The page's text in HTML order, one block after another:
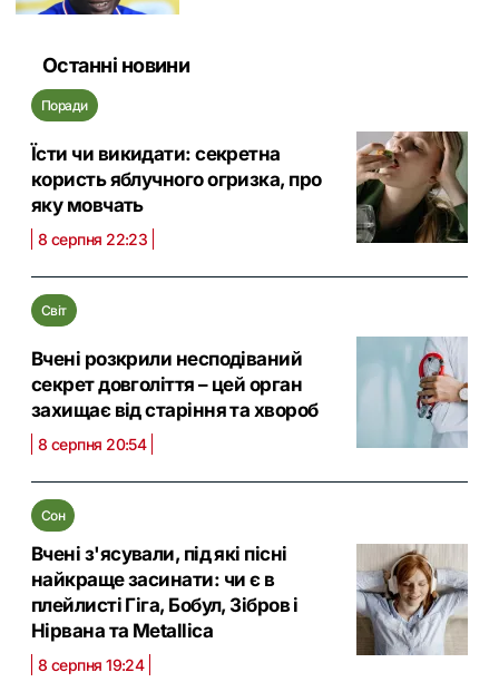
Останні новини
Поради
Їсти чи викидати: секретна
користь яблучного огризка, про
яку мовчать
8 серпня 22:23
Світ
Вчені розкрили несподіваний
секрет довголіття – цей орган
захищає від старіння та хвороб
8 серпня 20:54
Сон
Вчені з'ясували, під які пісні
найкраще засинати: чи є в
плейлисті Гіга, Бобул, Зібров і
Нірвана та Metallica
8 серпня 19:24